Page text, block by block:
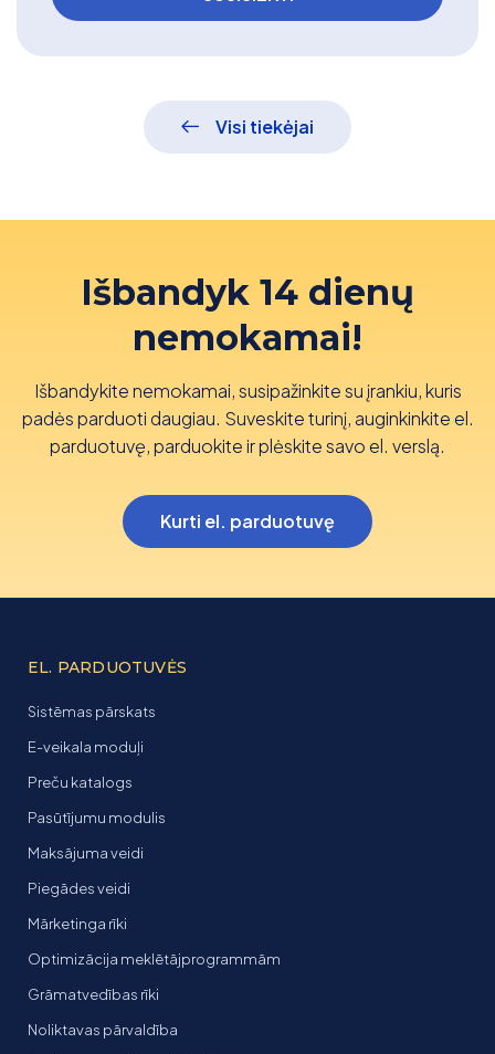
Visi tiekėjai
Išbandyk 14 dienų
nemokamai!
Išbandykite nemokamai, susipažinkite su įrankiu, kuris
padės parduoti daugiau. Suveskite turinį, auginkinkite el.
parduotuvę, parduokite ir plėskite savo el. verslą.
Kurti el. parduotuvę
EL. PARDUOTUVĖS
Sistēmas pārskats
E-veikala moduļi
Preču katalogs
Pasūtījumu modulis
Maksājuma veidi
Piegādes veidi
Mārketinga rīki
Optimizācija meklētājprogrammām
Grāmatvedības rīki
Noliktavas pārvaldība